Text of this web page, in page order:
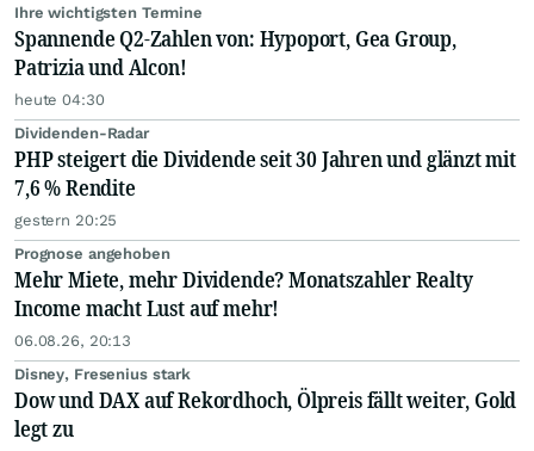
Ihre wichtigsten Termine
Spannende Q2-Zahlen von: Hypoport, Gea Group,
Patrizia und Alcon!
heute 04:30
Dividenden-Radar
PHP steigert die Dividende seit 30 Jahren und glänzt mit
7,6 % Rendite
gestern 20:25
Prognose angehoben
Mehr Miete, mehr Dividende? Monatszahler Realty
Income macht Lust auf mehr!
06.08.26, 20:13
Disney, Fresenius stark
Dow und DAX auf Rekordhoch, Ölpreis fällt weiter, Gold
legt zu